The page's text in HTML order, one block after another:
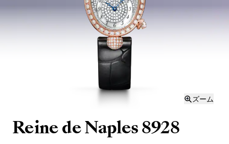
ズーム
Reine de Naples 8928